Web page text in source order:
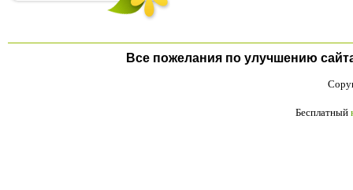
Все пожелания по улучшению
Бесплатный